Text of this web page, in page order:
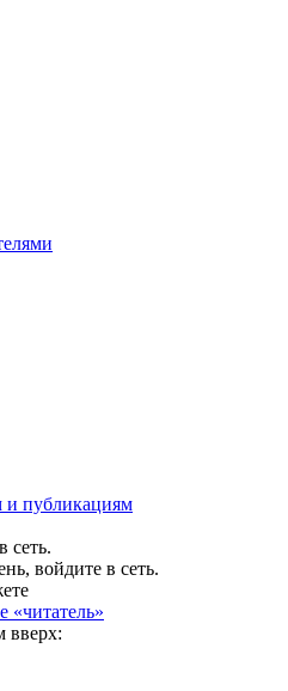
и публикациям
сеть.
войдите в сеть.
«читатель»
вверх: